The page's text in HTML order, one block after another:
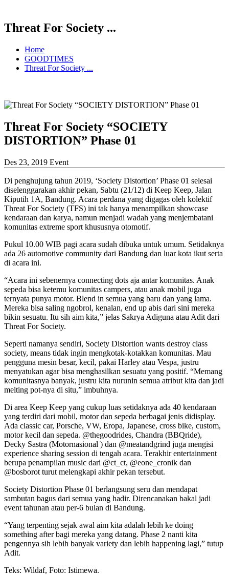
Threat For Society ...
Home
GOODTIMES
Threat For Society ...
Threat For Society “SOCIETY
DISTORTION” Phase 01
Des 23, 2019 Event
Di penghujung tahun 2019, ‘Society Distortion’ Phase 01 selesai
diselenggarakan akhir pekan, Sabtu (21/12) di Keep Keep, Jalan
Kiputih 1A, Bandung. Acara perdana yang digagas oleh kolektif
Threat For Society (TFS) ini tak hanya menampilkan showcase
kendaraan dan karya, namun menjadi wadah yang menjembatani
komunitas extreme sport khususnya otomotif.
Pukul 10.00 WIB pagi acara sudah dibuka untuk umum. Setidaknya
ada 26 automotive community dari Bandung dan luar kota ikut serta
di acara ini.
“Acara ini sebenernya connecting dots aja antar komunitas. Anak
sepeda bisa ketemu komunitas campers, atau anak mobil juga
ternyata punya motor. Blend in semua yang baru dan yang lama.
Mereka bisa saling ngobrol, kenalan, end up abis dari sini mereka
bikin sesuatu. Itu sih aim kita,” jelas Sakrya Adiguna atau Adit dari
Threat For Society.
Seperti namanya sendiri, Society Distortion wants destroy class
society, means tidak ingin mengkotak-kotakkan komunitas. Mau
pengguna mesin besar, kecil, pakai Harley atau Vespa, justru
menyatukan agar bisa menghasilkan sesuatu yang positif. “Memang
komunitasnya banyak, justru kita nurunin semua atribut kita dan jadi
melting pot-nya di situ,” imbuhnya.
Di area Keep Keep yang cukup luas setidaknya ada 40 kendaraan
yang terdiri dari mobil, motor dan sepeda berbagai jenis didisplay.
Ada classic car, Porsche, VW, Eropa, Japanese, cross bike, custom,
motor kecil dan sepeda. @thegoodrides, Chandra (BBQride),
Decky Sastra (Motornasional ) dan @meatandgrind juga mengisi
experience sharing session di tengah acara. Terakhir entertainment
berupa penampilan music dari @ct_ct, @eone_cronik dan
@bosborot turut melengkapi akhir pekan tersebut.
Society Distortion Phase 01 berlangsung seru dan mendapat
sambutan bagus dari semua yang hadir. Direncanakan bakal jadi
event tahunan atau per-6 bulan di Bandung.
“Yang terpenting sejak awal aim kita adalah lebih ke doing
something after bagi mereka yang datang. Phase 2 nanti kita
pengennya sih lebih banyak variety dan lebih happening lagi,” tutup
Adit.
Teks: Wildaf, Foto: Istimewa.